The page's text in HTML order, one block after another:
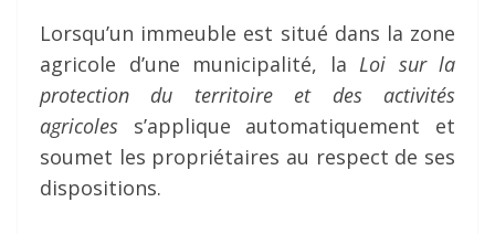
Lorsqu’un immeuble est situé dans la zone
agricole d’une municipalité, la Loi sur la
protection du territoire et des activités
agricoles s’applique automatiquement et
soumet les propriétaires au respect de ses
dispositions.